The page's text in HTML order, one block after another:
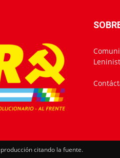
citando la fuente.